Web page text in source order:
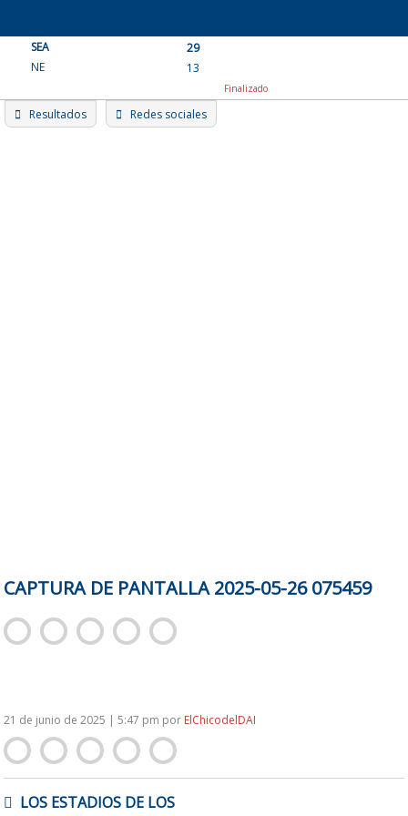
content
SEA
29
NE
13
Finalizado
Resultados Redes sociales
CAPTURA DE PANTALLA 2025-05-26 075459
21 de junio de 2025 | 5:47 pm por ElChicodelDAI
DELOS ESTADIOS DE LOS